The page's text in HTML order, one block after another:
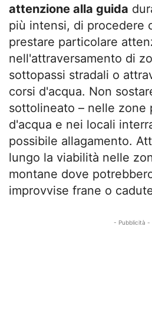
attenzione alla guida
più intensi, di procedere
prestare particolare
nell'attraversamento di
sottopassi stradali o
corsi d'acqua. Non
sottolineato – nelle zone
d'acqua e nei locali
possibile allagamento.
lungo la viabilità nelle
montane dove
improvvise frane o
- Pubblicità -